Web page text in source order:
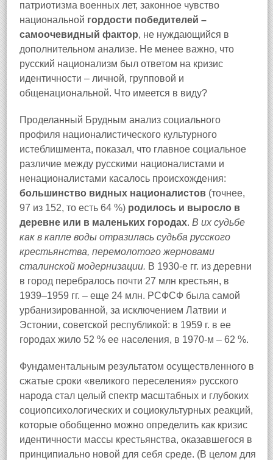
патриотизма военных лет, законное чувство
национальной гордости победителей –
самоочевидный фактор, не нуждающийся в
дополнительном анализе. Не менее важно, что
русский национализм был ответом на кризис
идентичности – личной, групповой и
общенациональной. Что имеется в виду?
Проделанный Брудным анализ социального
профиля националистического культурного
истеблишмента, показал, что главное социальное
различие между русскими националистами и
ненационалистами касалось происхождения:
большинство видных националистов (точнее,
97 из 152, то есть 64 %) родилось и выросло в
деревне или в маленьких городах. В их судьбе
как в капле воды отразилась судьба русского
крестьянства, перемолотого жерновами
сталинской модернизации. В 1930-е гг. из деревни
в город перебралось почти 27 млн крестьян, в
1939–1959 гг. – еще 24 млн. РСФСФ была самой
урбанизированной, за исключением Латвии и
Эстонии, советской республикой: в 1959 г. в ее
городах жило 52 % ее населения, в 1970-м – 62 %.
Фундаментальным результатом осуществленного в
сжатые сроки «великого переселения» русского
народа стал целый спектр масштабных и глубоких
социопсихологических и социокультурных реакций,
которые обобщенно можно определить как кризис
идентичности массы крестьянства, оказавшегося в
принципиально новой для себя среде. (В целом для